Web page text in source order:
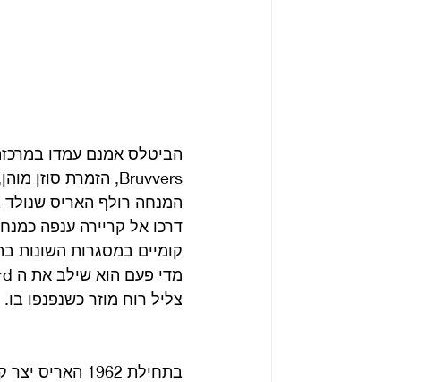
הביטלס אמנם עמדו
Bruvvers, הזמרת סוזן מוהן, הזמרת ג’יני למבה ועוד אמנים השתתפו גם כן.
דרכו אל קריירה ענפה
קומיים במסגרות השונות
צליל רוח מוזר כשנפנפו בו.
בתחילת 1962